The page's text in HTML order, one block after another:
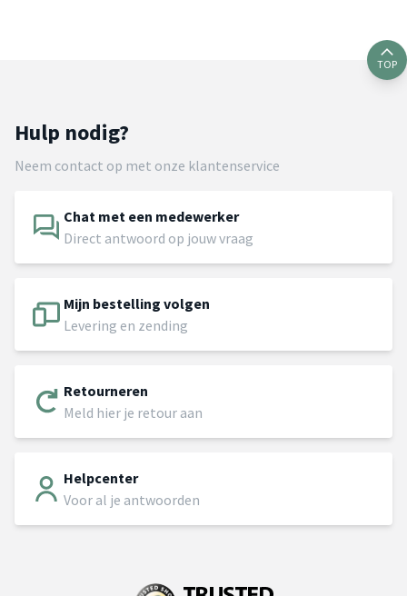
TOP
Hulp nodig?
Neem contact op met onze klantenservice
Chat met een medewerker
Direct antwoord op jouw vraag
Mijn bestelling volgen
Levering en zending
Retourneren
Meld hier je retour aan
Helpcenter
Voor al je antwoorden